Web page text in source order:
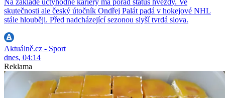
skutečnosti ale český útočník Ondřej Palát padá v hokejové NHL
stále hlouběji. Před nadcházející sezonou slyší tvrdá slova.
Aktuálně.cz - Sport
dnes, 04:14
Reklama